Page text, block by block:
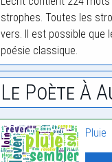
strophes. Toutes les
vers. Il est possible que
poésie classique.
Le Poète À
Pluie